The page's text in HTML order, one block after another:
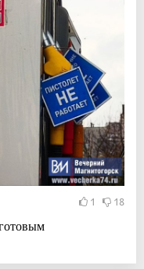
1 18